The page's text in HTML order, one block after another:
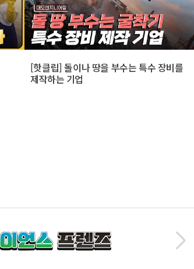
[핫클립] 돌이나 땅을 부수는 특수 장비를
제작하는 기업